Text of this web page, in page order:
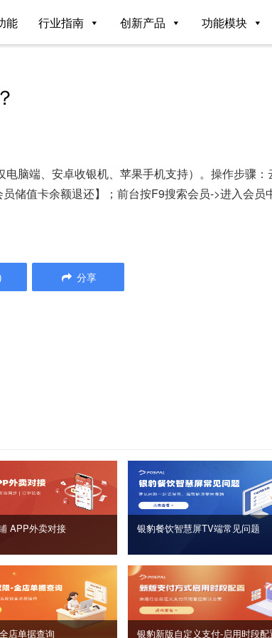
能 行业指南 创新产品 功能模块
脑端、安卓收银机、苹果手机支持）。操作步骤：
储值卡余额退还】；前台按F9搜索会员->进入会员
分享
APP外卖对接 银豹餐饮智慧屏TV端常见问题
店单据查询 银豹新版自定义支付‑启用时段配